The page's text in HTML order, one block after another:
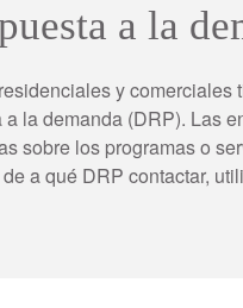
a la
y
la demanda (DRP). Las
sobre los programas o
a qué DRP contactar,